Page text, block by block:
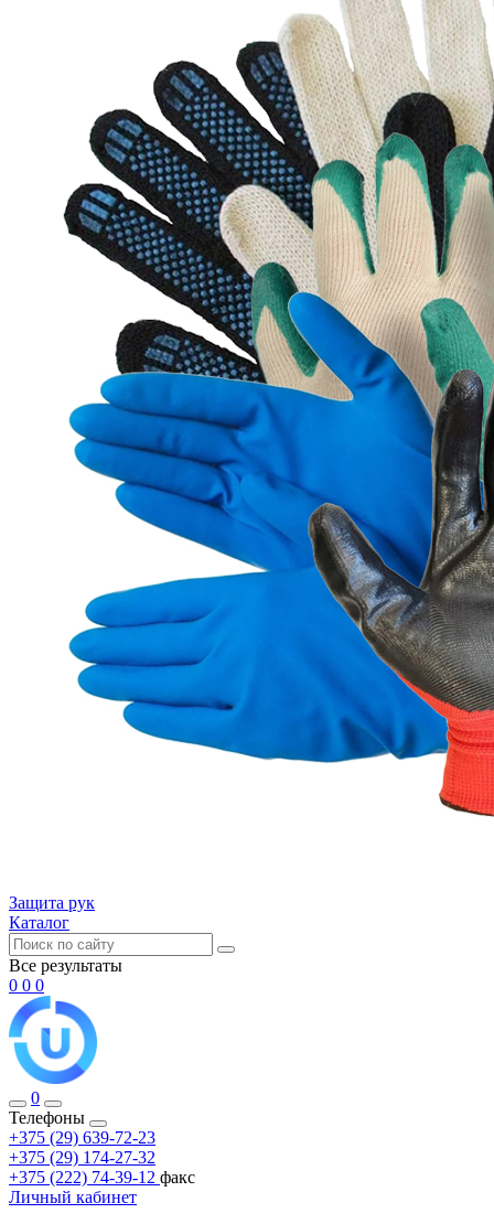
Защита рук
Каталог
Все результаты
0 0 0
0
Телефоны
+375 (29) 639-72-23
+375 (29) 174-27-32
+375 (222) 74-39-12 факс
Личный кабинет